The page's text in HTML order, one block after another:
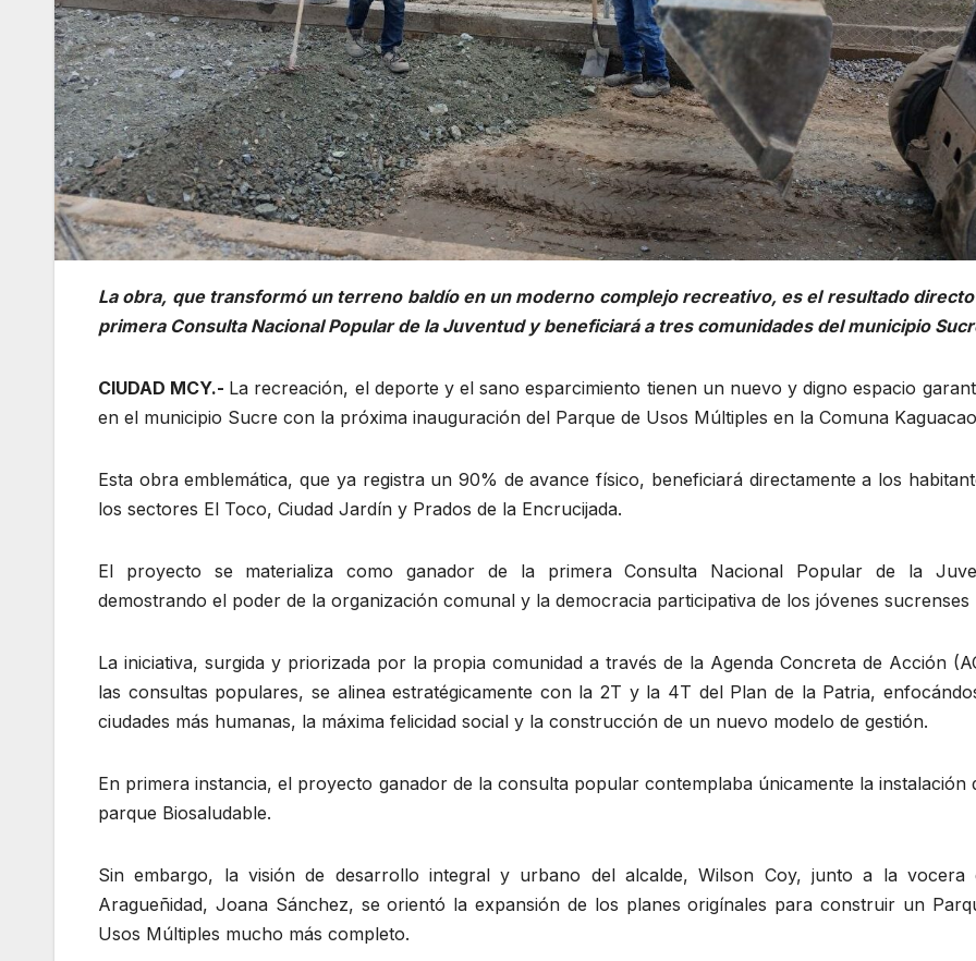
La obra, que transformó un terreno baldío en un moderno complejo recreativo, es el resultado directo
primera Consulta Nacional Popular de la Juventud y beneficiará a tres comunidades del municipio
CIUDAD MCY.- La recreación, el deporte y el sano esparcimiento tienen un nuevo y digno espacio
en el municipio Sucre con la próxima inauguración del Parque de Usos Múltiples en la Comuna
Esta obra emblemática, que ya registra un 90% de avance físico, beneficiará directamente a los
los sectores El Toco, Ciudad Jardín y Prados de la Encrucijada.
El proyecto se materializa como ganador de la primera Consulta Nacional Popular de la
demostrando el poder de la organización comunal y la democracia participativa de los jóvenes sucrenses
La iniciativa, surgida y priorizada por la propia comunidad a través de la Agenda Concreta de Acción
las consultas populares, se alinea estratégicamente con la 2T y la 4T del Plan de la Patria,
ciudades más humanas, la máxima felicidad social y la construcción de un nuevo modelo de gestión.
​En primera instancia, el proyecto ganador de la consulta popular contemplaba únicamente la instalación
parque Biosaludable.
Sin embargo, la visión de desarrollo integral y urbano del alcalde, Wilson Coy, junto a la vocera
Aragueñidad, Joana Sánchez, se orientó la expansión de los planes origínales para construir un
Usos Múltiples mucho más completo.